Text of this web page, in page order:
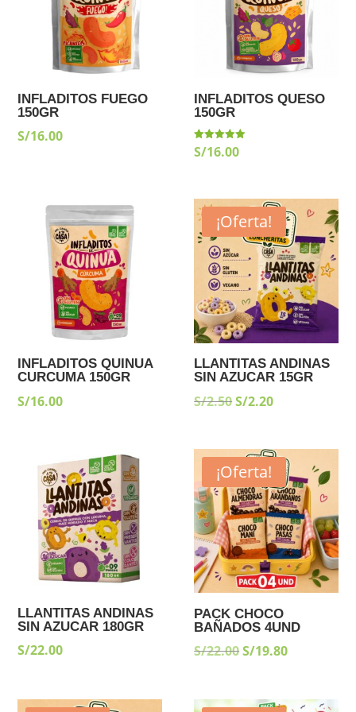
INFLADITOS FUEGO
150GR
S/16.00
INFLADITOS QUESO
150GR
Valorado
con
S/16.00
INFLADITOS QUINUA
CURCUMA 150GR
S/16.00
¡Oferta!
LLANTITAS ANDINAS
SIN AZUCAR 15GR
S/2.50EL
ERA:
S/2.50.
S/2.20EL
ES:
S/2.20.
LLANTITAS ANDINAS
SIN AZUCAR 180GR
S/22.00
¡Oferta!
PACK CHOCO
BAÑADOS 4UND
S/22.00EL
S/19.80EL